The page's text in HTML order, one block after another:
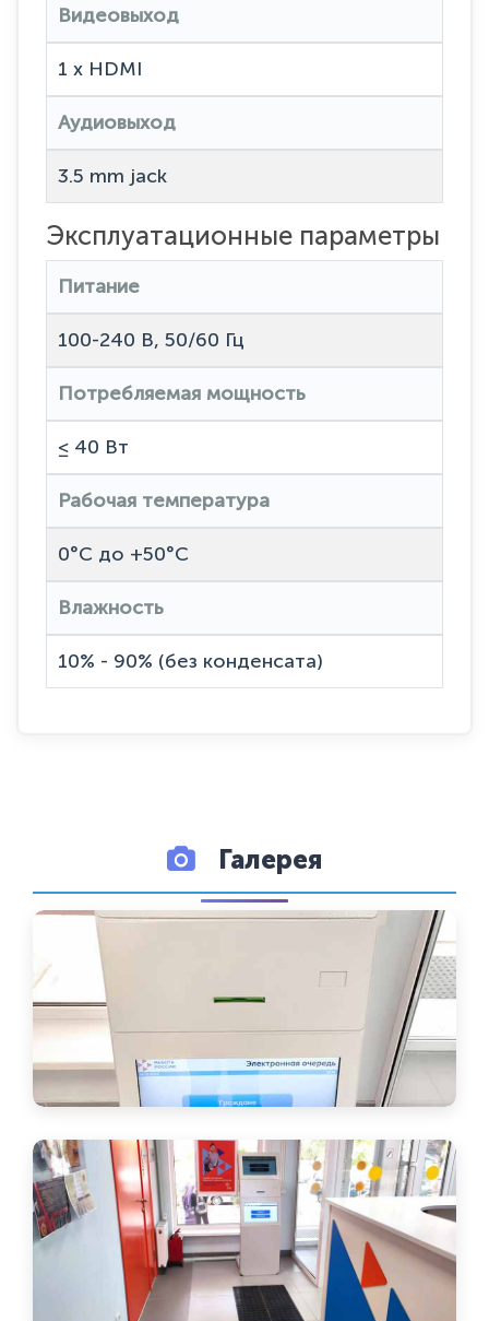
Видеовыход
1 x HDMI
Аудиовыход
3.5 mm jack
Эксплуатационные параметры
Питание
100-240 В, 50/60 Гц
Потребляемая мощность
≤ 40 Вт
Рабочая температура
0°C до +50°C
Влажность
10% - 90% (без конденсата)
Галерея